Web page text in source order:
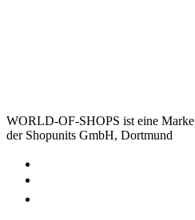
WORLD-OF-SHOPS ist eine Marke
der Shopunits GmbH, Dortmund